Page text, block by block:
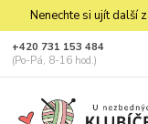
Nenechte si ujít další
+420 731 153 484
(Po-Pá, 8-16 hod.)